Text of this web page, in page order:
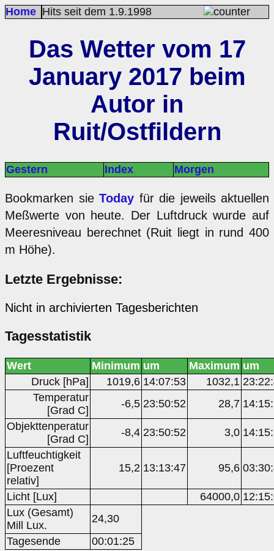
Home Hits seit dem 1.9.1998
Das Wetter vom 17
January 2017 beim
Autor in
Ruit/Ostfildern
Gestern Index Morgen
Bookmarken sie Today für die jeweils aktuellen
Meßwerte von heute. Der Luftdruck wurde auf
Meeresniveau berechnet (Ruit liegt in rund 400
m Höhe).
Letzte Ergebnisse:
Nicht in archivierten Tagesberichten
Tagesstatistik
Wert Minimum um Maximum um
Druck [hPa]
1019,6 14:07:53 1032,1
Temperatur
[Grad C]
-6,5 23:50:52 28,7
Objekttenperatur
[Grad C]
-8,4 23:50:52 3,0
Luftfeuchtigkeit
[Proezent
relativ]
15,2 13:13:47 95,6
Licht [Lux] 64000,0
Lux (Gesamt)
Mill Lux.
24,30
Tagesende
00:01:25